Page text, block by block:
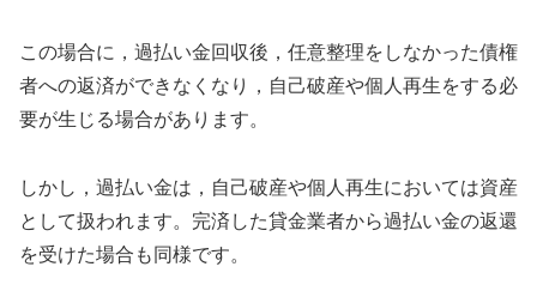
この場合に，過払い金回収後，任意整理をしなかった債権
者への返済ができなくなり，自己破産や個人再生をする必
要が生じる場合があります。
しかし，過払い金は，自己破産や個人再生においては資産
として扱われます。完済した貸金業者から過払い金の返還
を受けた場合も同様です。